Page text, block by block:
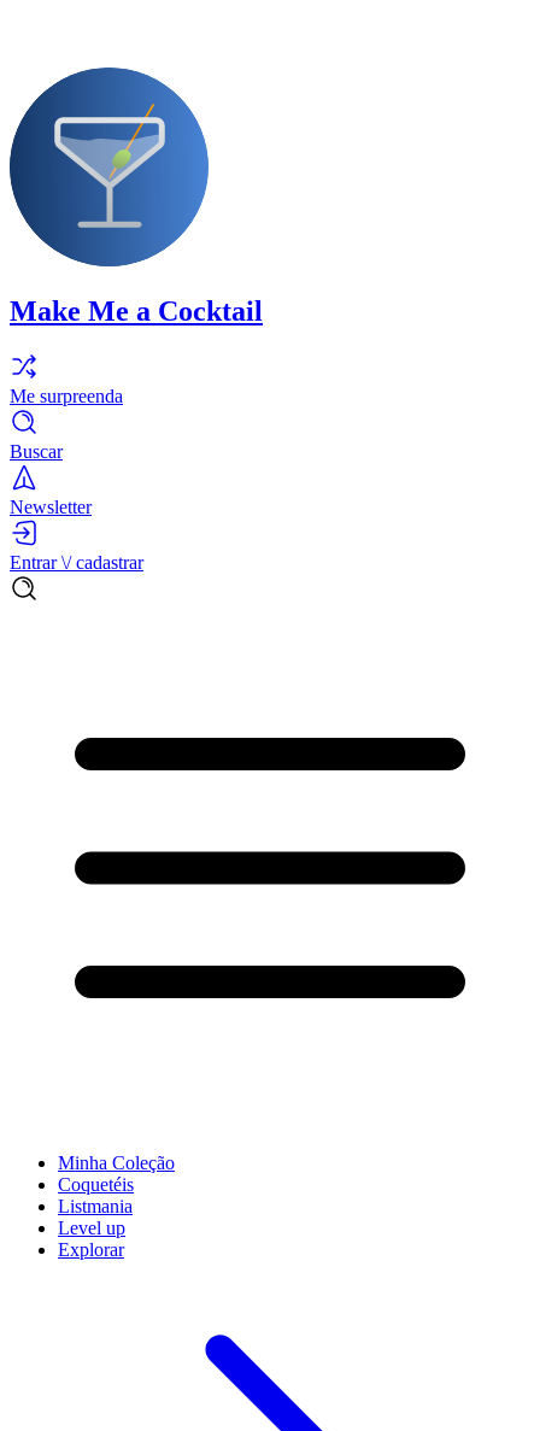
Make Me a Cocktail
Me surpreenda
Buscar
Newsletter
Entrar \/ cadastrar
Minha Coleção
Coquetéis
Listmania
Level up
Explorar